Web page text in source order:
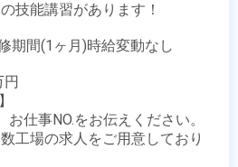
技能講習があります！
期間(1ヶ月)時給変動なし
円
仕事NO.をお伝えください。
工場の求人をご用意しており